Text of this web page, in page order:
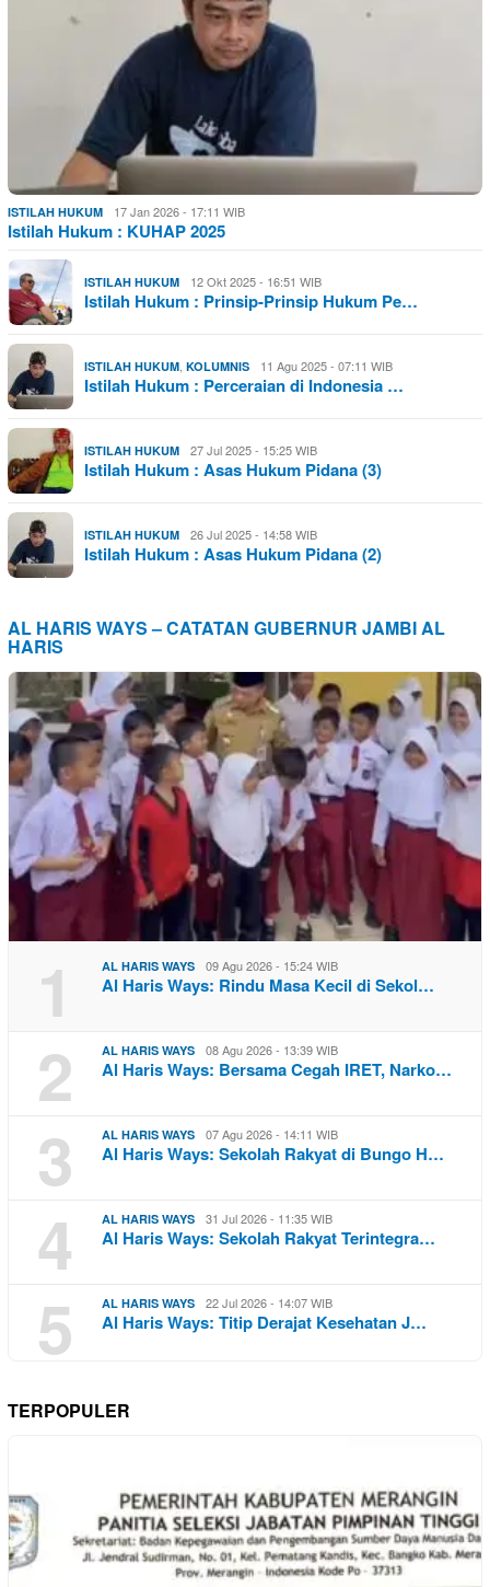
ISTILAH HUKUM 17 Jan 2026 - 17:11 WIB
Istilah Hukum : KUHAP 2025
ISTILAH HUKUM 12 Okt 2025 - 16:51 WIB
Istilah Hukum : Prinsip-Prinsip Hukum Pe…
ISTILAH HUKUM KOLUMNIS 11 Agu 2025 - 07:11 WIB
Istilah Hukum : Perceraian di Indonesia …
ISTILAH HUKUM 27 Jul 2025 - 15:25 WIB
Istilah Hukum : Asas Hukum Pidana (3)
ISTILAH HUKUM 26 Jul 2025 - 14:58 WIB
Istilah Hukum : Asas Hukum Pidana (2)
AL HARIS WAYS – CATATAN GUBERNUR JAMBI AL
HARIS
1 AL HARIS WAYS 09 Agu 2026 - 15:24 WIB
Al Haris Ways: Rindu Masa Kecil di Sekol…
2 AL HARIS WAYS 08 Agu 2026 - 13:39 WIB
Al Haris Ways: Bersama Cegah IRET, Narko…
3 AL HARIS WAYS 07 Agu 2026 - 14:11 WIB
Al Haris Ways: Sekolah Rakyat di Bungo H…
4 AL HARIS WAYS 31 Jul 2026 - 11:35 WIB
Al Haris Ways: Sekolah Rakyat Terintegra…
5 AL HARIS WAYS 22 Jul 2026 - 14:07 WIB
Al Haris Ways: Titip Derajat Kesehatan J…
TERPOPULER